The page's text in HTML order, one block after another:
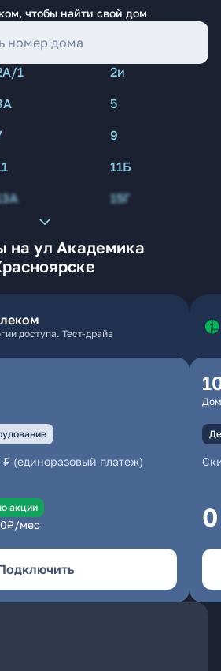
чтобы найти свой дом
1
2и
5
9
11Б
15Г
на ул Академика
доступа. Тест-драйв
₽ (единоразовый платеж)
акции
₽/мес 0